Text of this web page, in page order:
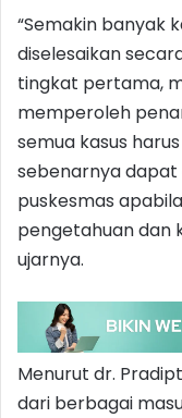
“Semakin banyak
diselesaikan
tingkat pertama,
memperoleh
semua kasus
sebenarnya dapat
puskesmas
pengetahuan dan
ujarnya.
Menurut dr.
dari berbagai